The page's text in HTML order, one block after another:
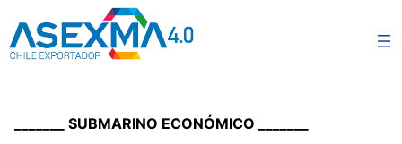
_______ SUBMARINO ECONÓMICO _______